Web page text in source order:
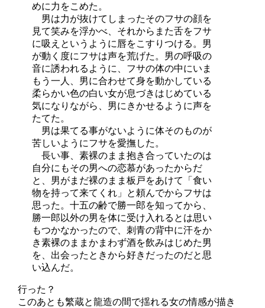
めに力をこめた。
男は力が抜けてしまったそのフサの顔を
見て笑みを浮かべ、それからまた舌をフサ
に吸えというように唇をこすりつける。男
が動く度にフサは声を荒げた。男の呼吸の
音に誘われるように、フサの体の中にいま
もう一人、男に合わせて身を動かしている
柔らかい色の白い女が息づきはじめている
気になりながら、男にきかせるように声を
たてた。
男は果てる事がないように体そのものが
苦しいようにフサを愛撫した。
長い事、素裸のまま抱き合っていたのは
自分にもその男への恋慕があったからだ
と、男がまだ裸のまま板戸をあけて「食い
物を持って来てくれ」と頼んでからフサは
思った。十五の齢で勝一郎を知ってから、
勝一郎以外の男を体に受け入れるとは思い
もつかなかったので、刺青の背中に汗をか
き素裸のままかまわず酒を飲みはじめた男
を、出会ったときから好きだったのだと思
い込んだ。
行った？
このあとも繁蔵と龍造の間で揺れる女の情感が描き